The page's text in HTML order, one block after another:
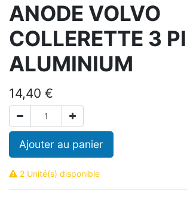
ANODE VOLVO
COLLERETTE 3
ALUMINIUM
14,40 €
Ajouter au panier
2 Unité(s) disponible